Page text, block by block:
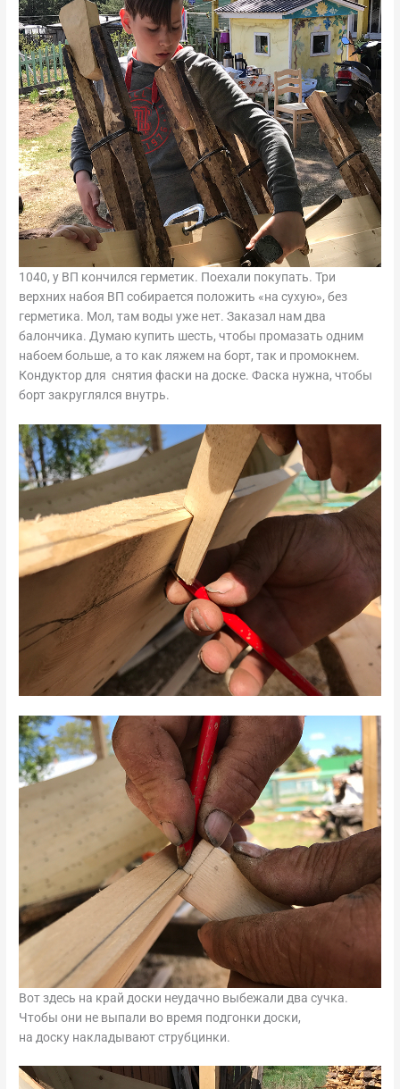
1040, у ВП кончился герметик. Поехали покупать. Три
верхних набоя ВП собирается положить «на сухую», без
герметика. Мол, там воды уже нет. Заказал нам два
балончика. Думаю купить шесть, чтобы промазать одним
набоем больше, а то как ляжем на борт, так и промокнем.
Кондуктор для снятия фаски на доске. Фаска нужна, чтобы
борт закруглялся внутрь.
Вот здесь на край доски неудачно выбежали два сучка.
Чтобы они не выпали во время подгонки доски,
на доску накладывают струбцинки.